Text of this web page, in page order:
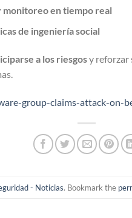
monitoreo en tiempo real
de ingeniería social
a los riesgosy reforzar
group-claims-attack-on-
- Noticias. Bookmark the